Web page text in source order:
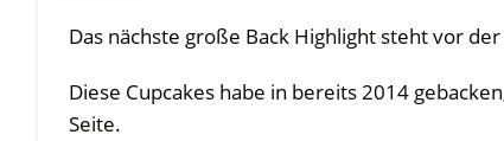
Das nächste große Back Highlight steht vor
Diese Cupcakes habe in bereits 2014
Seite.